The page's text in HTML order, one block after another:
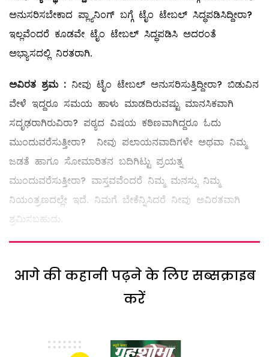
ಅನುಸರಿಸಬೇಕಾದ ಪ್ಲ್ಯಾನಿಂಗ್‌ ಬಗ್ಗೆ ಟೈಂ ಟೇಬಲ್ ಸಿದ್ಧಪಡಿಸಿದ್ದೀರಾ?
ಇಲ್ಲವೆಂದರೆ ಕೂಡವೇ ಟೈಂ ಟೇಬಲ್ ಸಿದ್ಧಪಡಿಸಿ ಅದರಂತೆ
ಅಭ್ಯಾಸದಲ್ಲಿ ನಿರತರಾಗಿ.
ಅವಿರತ ಶ್ರಮ : ನೀವು ಟೈಂ ಟೇಬಲ್ ಅನುಸರಿಸುತ್ತಿದ್ದೀರಾ? ಬಿಡುವಿನ
ವೇಳೆ ಇದ್ದರೂ ಸಮಯ ಹಾಳು ಮಾಡದಿರುವಷ್ಟು ಮಾನಸಿಕವಾಗಿ
ಸದೃಢರಾಗಿರುವಿರಾ? ಪಠ್ಯದ ವಿಷಯ ಕಠಿಣವಾಗಿದ್ದರೂ ಓದು
ಮುಂದುವರೆಸುತ್ತೀರಾ? ನೀವು ಪಲಾಯನವಾದಿಗಳೇ ಅಥವಾ ನಿಮ್ಮ
ಜಡತೆ ಹಾಗೂ ಸೋಮಾರಿತನ ಬದಿಗಿಟ್ಟು ಪ್ರಯತ್ನ
ಮುಂದುವರೆಸುತ್ತೀರಾ? ವಾಸ್ತವವೆಂದರೆ ನಿಮ್ಮ ಮನಸ್ಸು ನಿಮ್ಮ
ನಿಯಂತ್ರಣದಲ್ಲೇ ಇದೆ. ನಿಮಗೆ ಬೇಕೆನ್ನಿಸಿದರೆ ನೀವು ಅವಿರತವಾಗಿ
ಶ್ರಮಿಸಬಹುದು.
आगे की कहानी पढ़ने के लिए सब्सक्राइब
करें